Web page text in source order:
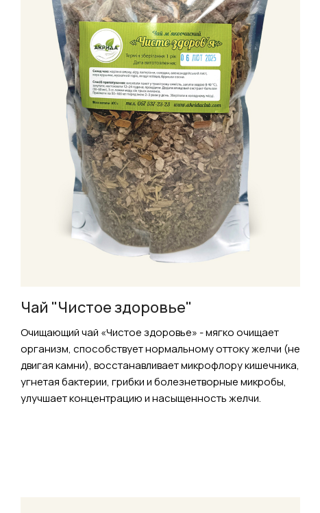
Чай "Чистое здоровье"
Очищающий чай «Чистое здоровье» - мягко очищает
организм, способствует нормальному оттоку желчи (не
двигая камни), восстанавливает микрофлору кишечника,
угнетая бактерии, грибки и болезнетворные микробы,
улучшает концентрацию и насыщенность желчи.